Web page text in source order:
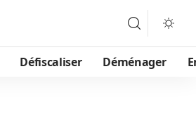
Défiscaliser Déménager